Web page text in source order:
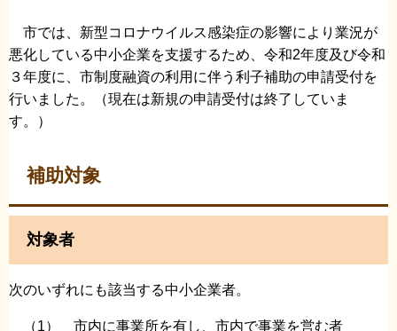
市では、新型コロナウイルス感染症の影響により業況が
悪化している中小企業を支援するため、令和2年度及び令和
３年度に、市制度融資の利用に伴う利子補助の申請受付を
行いました。（現在は新規の申請受付は終了していま
す。）
補助対象
対象者
次のいずれにも該当する中小企業者。
（1） 市内に事業所を有し、市内で事業を営む者